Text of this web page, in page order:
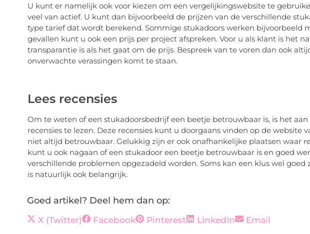
U kunt er namelijk ook voor kiezen om een vergelijkingswebsite te
veel van actief. U kunt dan bijvoorbeeld de prijzen van de verschillende
type tarief dat wordt berekend. Sommige stukadoors werken bijvoorbeeld
gevallen kunt u ook een prijs per project afspreken. Voor u als klant is het
transparantie is als het gaat om de prijs. Bespreek van te voren dan ook
onverwachte verassingen komt te staan.
Lees recensies
Om te weten of een stukadoorsbedrijf een beetje betrouwbaar is, is het
recensies te lezen. Deze recensies kunt u doorgaans vinden op de website
niet altijd betrouwbaar. Gelukkig zijn er ook onafhankelijke plaatsen waar
kunt u ook nagaan of een stukadoor een beetje betrouwbaar is en goed
verschillende problemen opgezadeld worden. Soms kan een klus wel
is natuurlijk ook belangrijk.
Goed artikel? Deel hem dan op:
X (Twitter) Facebook Pinterest LinkedIn Email